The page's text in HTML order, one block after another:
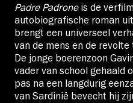
Padre Padroneis de
autobiografische roman
brengt een universeel
van de mens en de
De jonge boerenzoon
vader van school gehaald
pas na een langdurig
van Sardinië bevecht hij